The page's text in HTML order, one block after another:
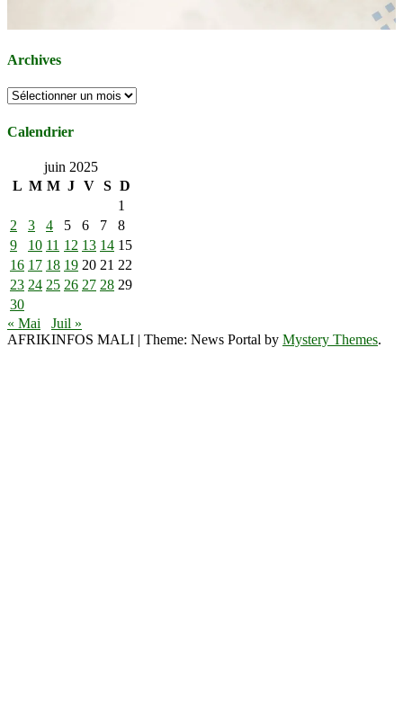
Archives
Archives
Calendrier
juin 2025
L M M J V S D
1
2
3 4 5 6 7
8
9
10 11 12 13 14 15
16 17 18 19 20 21 22
23 24 25 26 27 28 29
30
« Mai
Juil »
AFRIKINFOS MALI | Theme: News Portal by Mystery Themes.